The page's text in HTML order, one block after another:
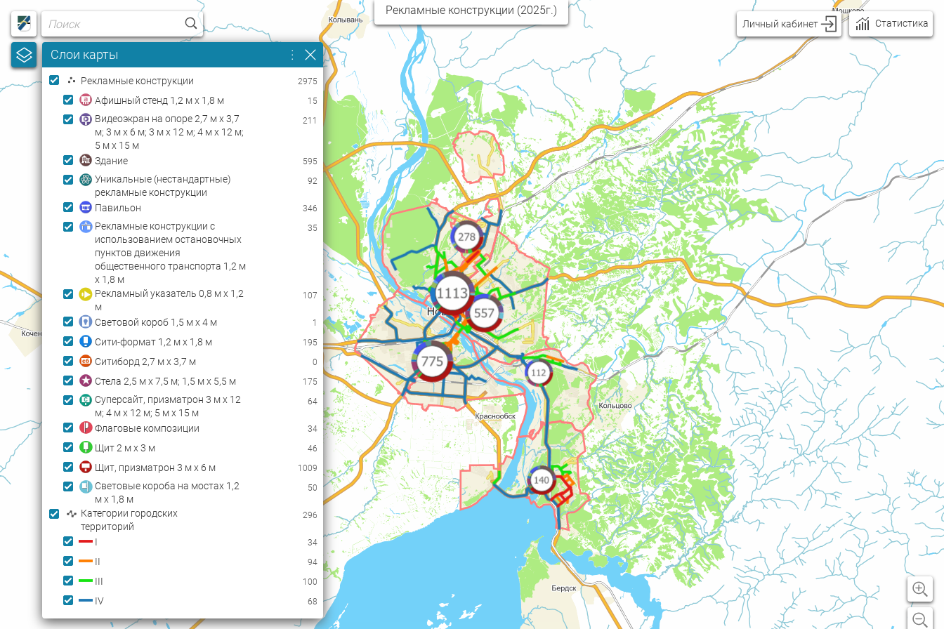
Password
Рекламные конструкции (2025г.)
Личный кабинет Статистика
Слои карты .
..
Рекламные конструкции 2975
Афишный стенд 1,2 м х 1,8 м 15
Видеоэкран на опоре 2,7 м х 3,7
м; 3 м х 6 м; 3 м х 12 м; 4 м х 12 м;
5 м х 15 м
211
Здание 595
Уникальные (нестандартные)
рекламные конструкции
92
Павильон 346
Рекламные конструкции с
использованием остановочных
пунктов движения
общественного транспорта 1,2 м
х 1,8 м
35
Рекламный указатель 0,8 м х 1,2
м
107
Световой короб 1,5 м х 4 м 1
Сити-формат 1,2 м х 1,8 м 195
Ситиборд 2,7 м х 3,7 м 0
Стела 2,5 м х 7,5 м; 1,5 м х 5,5 м 175
Суперсайт, призматрон 3 м х 12
м; 4 м х 12 м; 5 м х 15 м
64
Флаговые композиции 34
Щит 2 м х 3 м 46
Щит, призматрон 3 м х 6 м 1009
Cветовые короба на мостах 1,2
м х 1,8 м
50
Категории городских
территорий
296
I 34
II 94
III 100
IV 68